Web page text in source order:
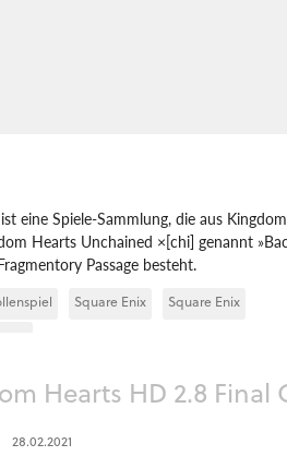
eine Spiele-Sammlung, die aus
Hearts Unchained ×[chi] genannt
Passage besteht.
Square Enix
Square Enix
Hearts HD 2.8 Final
28.02.2021